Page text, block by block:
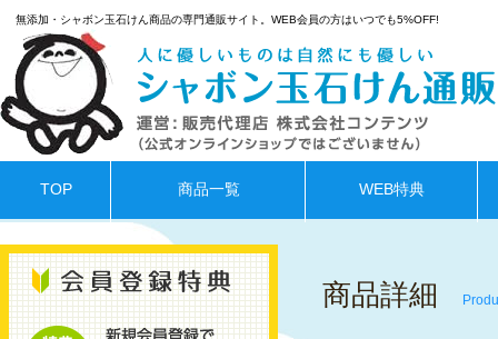
無添加・シャボン玉石けん商品の専門通販サイト。WEB会員の方はいつでも5%OFF!
TOP 商品一覧 WEB特典
商品詳細